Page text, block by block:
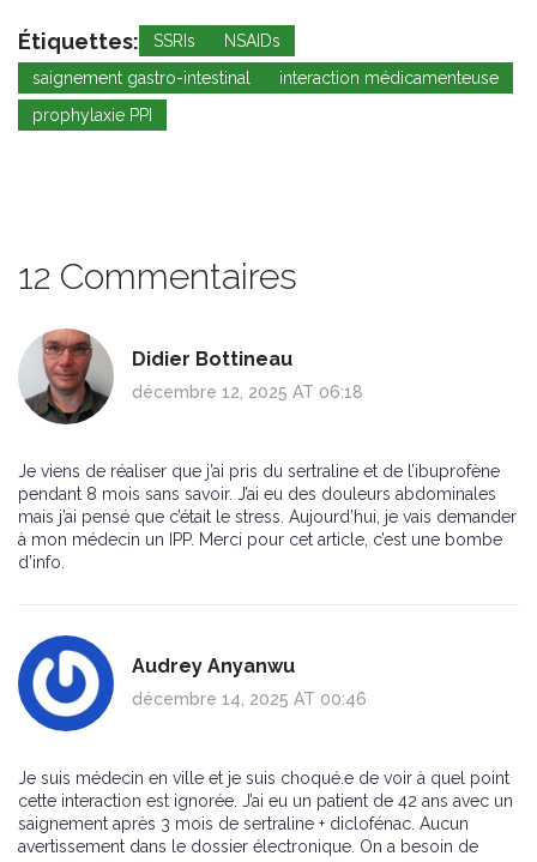
Étiquettes: SSRIs
NSAIDs
saignement gastro-intestinal
interaction médicamenteuse
prophylaxie PPI
12 Commentaires
Didier Bottineau
décembre 12, 2025 AT 06:18
Je viens de réaliser que j’ai pris du sertraline et de l’ibuprofène
pendant 8 mois sans savoir. J’ai eu des douleurs abdominales
mais j’ai pensé que c’était le stress. Aujourd’hui, je vais demander
à mon médecin un IPP. Merci pour cet article, c’est une bombe
d’info.
Audrey Anyanwu
décembre 14, 2025 AT 00:46
Je suis médecin en ville et je suis choqué.e de voir à quel point
cette interaction est ignorée. J’ai eu un patient de 42 ans avec un
saignement après 3 mois de sertraline + diclofénac. Aucun
avertissement dans le dossier électronique. On a besoin de